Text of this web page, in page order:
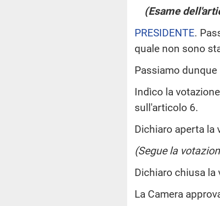
(Esame
PRESIDENTE.
quale non sono
Passiamo dunque
Indìco la
sull'articolo 6.
Dichiaro aperta la
(Segue la
Dichiaro chiusa la
La Camera